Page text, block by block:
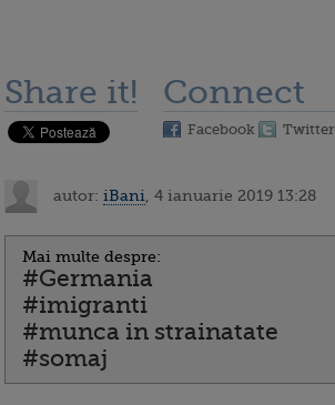
Share it! Connect
Facebook Twitter
autor: iBani , 4 ianuarie 2019 13:28
Mai multe despre:
#Germania
#imigranti
#munca in strainatate
#somaj